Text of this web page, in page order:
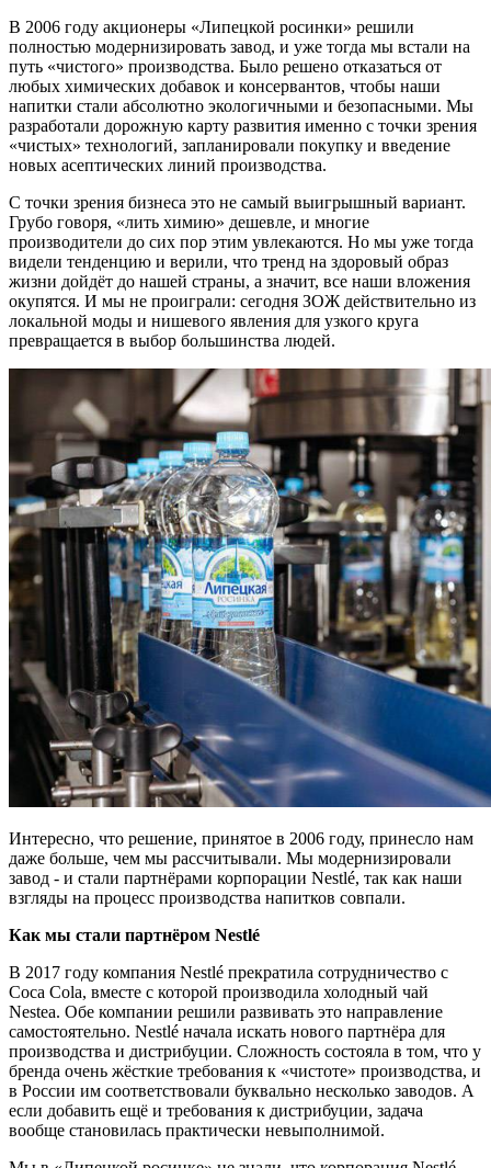
В 2006 году акционеры «Липецкой росинки» решили
полностью модернизировать завод, и уже тогда мы встали на
путь «чистого» производства. Было решено отказаться от
любых химических добавок и консервантов, чтобы наши
напитки стали абсолютно экологичными и безопасными. Мы
разработали дорожную карту развития именно с точки зрения
«чистых» технологий, запланировали покупку и введение
новых асептических линий производства.
С точки зрения бизнеса это не самый выигрышный вариант.
Грубо говоря, «лить химию» дешевле, и многие
производители до сих пор этим увлекаются. Но мы уже тогда
видели тенденцию и верили, что тренд на здоровый образ
жизни дойдёт до нашей страны, а значит, все наши вложения
окупятся. И мы не проиграли: сегодня ЗОЖ действительно из
локальной моды и нишевого явления для узкого круга
превращается в выбор большинства людей.
Интересно, что решение, принятое в 2006 году, принесло нам
даже больше, чем мы рассчитывали. Мы модернизировали
завод - и стали партнёрами корпорации Nestlé, так как наши
взгляды на процесс производства напитков совпали.
Как мы стали партнёром Nestlé
В 2017 году компания Nestlé прекратила сотрудничество с
Coca Cola, вместе с которой производила холодный чай
Nestea. Обе компании решили развивать это направление
самостоятельно. Nestlé начала искать нового партнёра для
производства и дистрибуции. Сложность состояла в том, что у
бренда очень жёсткие требования к «чистоте» производства, и
в России им соответствовали буквально несколько заводов. А
если добавить ещё и требования к дистрибуции, задача
вообще становилась практически невыполнимой.